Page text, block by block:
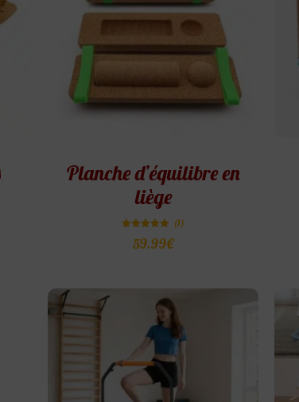
Planche d’équilibre en
liège
5.00
(1)
59.99€